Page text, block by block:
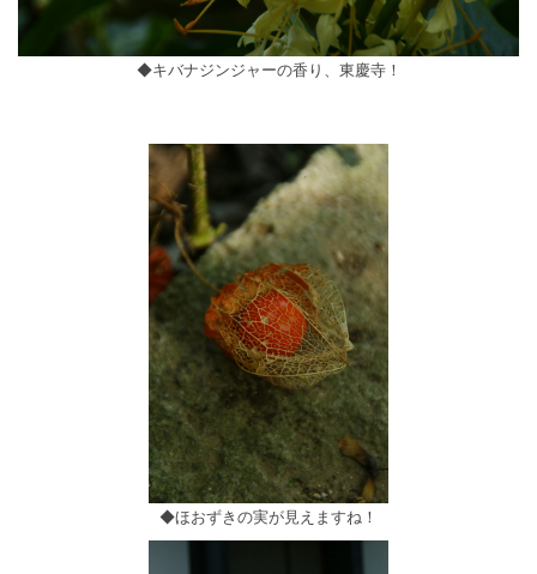
◆キバナジンジャーの香り、東慶寺！
◆ほおずきの実が見えますね！